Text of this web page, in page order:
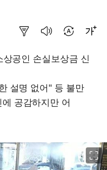
공인 손실보상금 신
설명 없어" 등 불만
공감하지만 어